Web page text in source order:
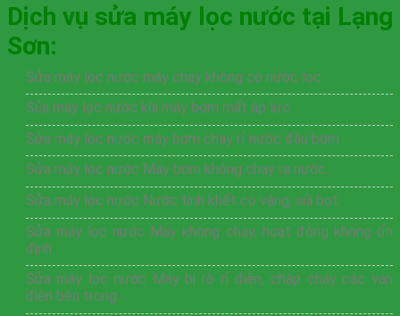
Dịch vụ sửa máy lọc nước tại Lạng
Sơn:
Sửa máy lọc nước máy chạy không có nước lọc
Sủa máy lọc nước khi máy bơm mất áp lực
Sửa máy lọc nước máy bơm chạy rỉ nước đầu bơm
Sửa máy lọc nước Máy bơm không chạy ra nước.
Sửa máy lọc nước Nước tinh khết có váng, sủi bọt.
Sửa máy lọc nước Máy không chạy, hoạt động không ổn
định.
Sửa máy lọc nước Máy bị rò rỉ điện, chập cháy các van
điện bên trong.